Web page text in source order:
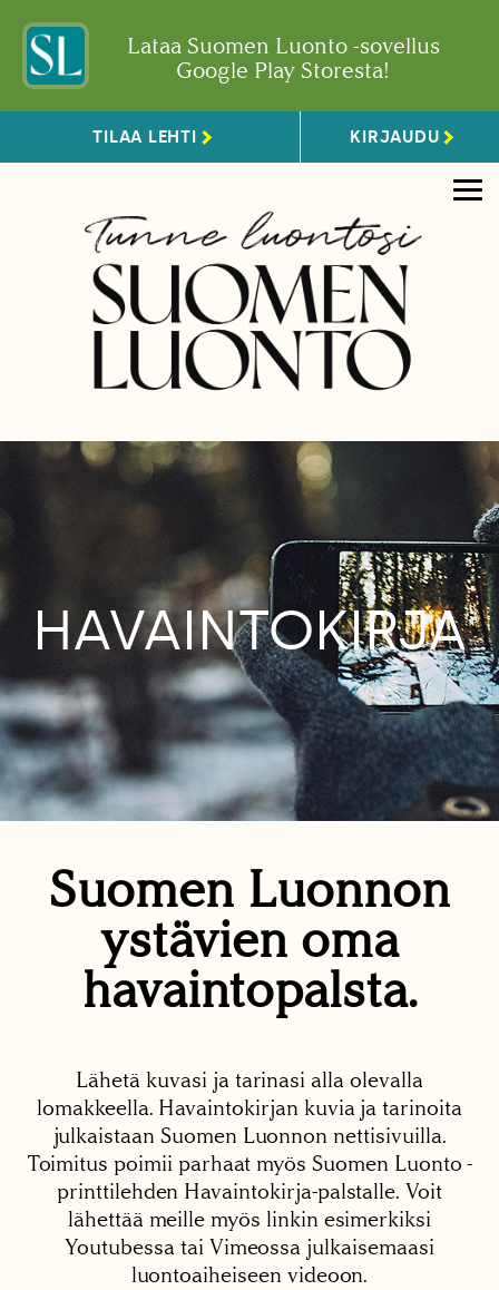
Lataa Suomen Luonto -sovellus
Google Play Storesta!
TILAA LEHTI KIRJAUDU
HAVAINTOKIRJA
Suomen Luonnon
ystävien oma
havaintopalsta.
Lähetä kuvasi ja tarinasi alla olevalla
lomakkeella. Havaintokirjan kuvia ja tarinoita
julkaistaan Suomen Luonnon nettisivuilla.
Toimitus poimii parhaat myös Suomen Luonto -
printtilehden Havaintokirja-palstalle. Voit
lähettää meille myös linkin esimerkiksi
Youtubessa tai Vimeossa julkaisemaasi
luontoaiheiseen videoon.